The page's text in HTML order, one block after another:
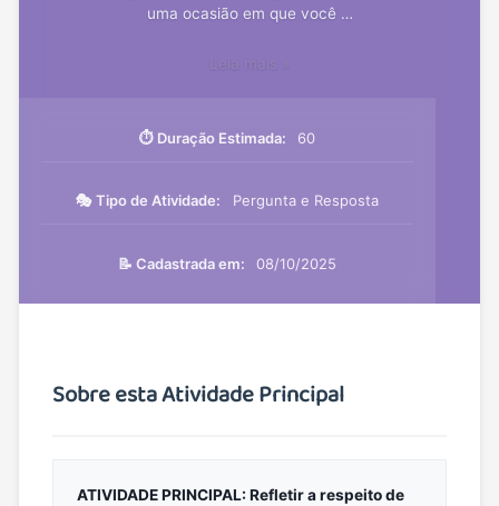
uma ocasião em que você …
⏱️ Duração Estimada: 60
🎭 Tipo de Atividade: Pergunta e Resposta
📝 Cadastrada em: 08/10/2025
Sobre esta Atividade Principal
ATIVIDADE PRINCIPAL: Refletir a respeito de